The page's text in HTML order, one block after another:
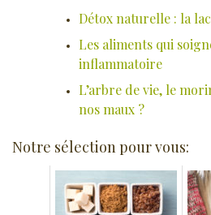
Détox naturelle : la
Les aliments qui
inflammatoire
L’arbre de vie, le
nos maux ?
Notre sélection pour vous: